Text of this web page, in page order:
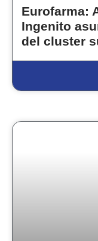
Eurofarma:
Ingenito
del cluster